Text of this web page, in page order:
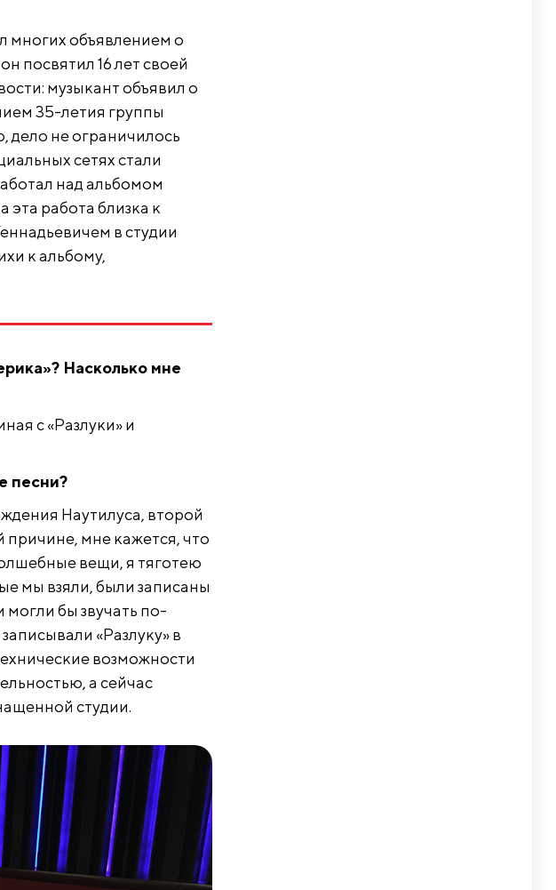
многих объявлением о
посвятил 16 лет своей
музыкант объявил о
35-летия группы
дело не ограничилось
сетях стали
над альбомом
эта работа близка к
в студии
к альбому,
Насколько мне
с «Разлуки» и
песни?
Наутилуса, второй
мне кажется, что
вещи, я тяготею
мы взяли, были записаны
бы звучать по-
«Разлуку» в
возможности
а сейчас
студии.